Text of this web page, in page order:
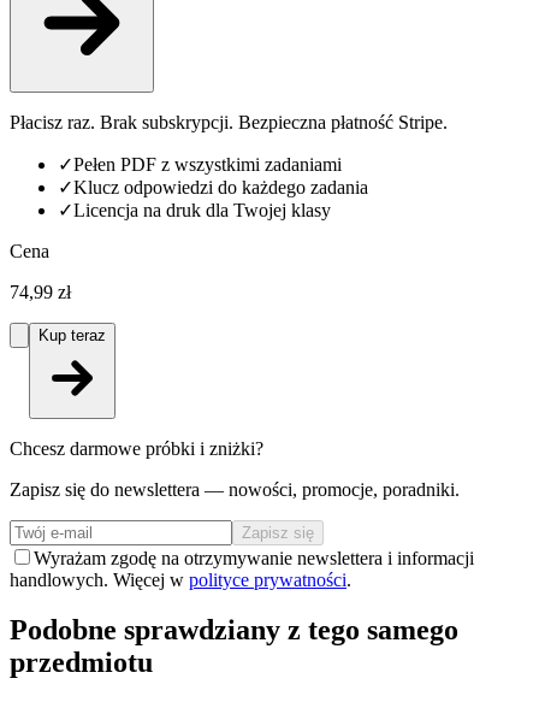
Płacisz raz. Brak subskrypcji. Bezpieczna płatność Stripe.
✓Pełen PDF z wszystkimi zadaniami
✓Klucz odpowiedzi do każdego zadania
✓Licencja na druk dla Twojej klasy
Cena
74,99 zł
Kup teraz
Chcesz darmowe próbki i zniżki?
Zapisz się do newslettera — nowości, promocje, poradniki.
Zapisz się
Wyrażam zgodę na otrzymywanie newslettera i informacji
handlowych. Więcej w polityce prywatności.
Podobne sprawdziany z tego samego
przedmiotu